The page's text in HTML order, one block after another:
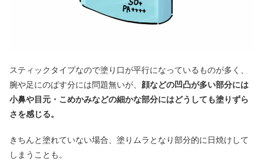
スティックタイプなので塗り口が平行になっているものが多く、
腕や足にのばす分には問題無いが、 顔などの凹凸が多い部分には
小鼻や目元・こめかみなどの細かな部分にはどうしても塗りずら
さを感じる。
きちんと塗れていない場合、塗りムラとなり部分的に日焼けして
しまうことも。